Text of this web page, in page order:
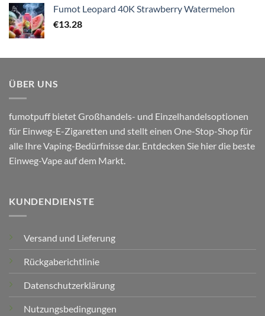
Fumot Leopard 40K Strawberry Watermelon
€13.28
ÜBER UNS
fumotpuff bietet Großhandels- und Einzelhandelsoptionen
für Einweg-E-Zigaretten und stellt einen One-Stop-Shop für
alle Ihre Vaping-Bedürfnisse dar. Entdecken Sie hier die beste
Einweg-Vape auf dem Markt.
KUNDENDIENSTE
Versand und Lieferung
Rückgaberichtlinie
Datenschutzerklärung
Nutzungsbedingungen